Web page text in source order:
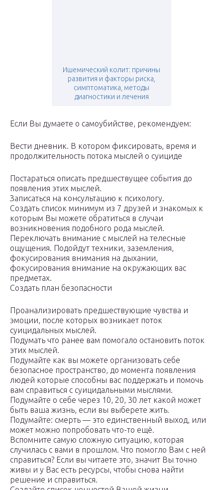
Ишемический колит: причины
развития и факторы риска,
симптоматика, методы
диагностики и лечения
Если Вы думаете о самоубийстве, рекомендуем:
Вести дневник. В котором фиксировать, время и
продолжительность потока мыслей о суициде
Постараться описать предшествущее события до
появления этих мыслей.
Записаться на консультацию к психологу.
Создать список минимум из 7 друзей и знакомых к
которым Вы можете обратиться в случаи
возникновения подобного рода мыслей.
Переключать внимание с мыслей на телесные
ощущения. Подойдут техники, заземления,
фокусирования внимания на дыхании,
фокусирования внимание на окружающих вас
предметах.
Создать план безопасности
Проанализировать предшествующие чувства и
эмоции, после которых возникает поток
суицидальных мыслей.
Подумать что ранее вам помогало остановить поток
этих мыслей.
Подумайте как вы можете организовать себе
безопасное пространство, до момента появления
людей которые способны вас поддержать и помочь
вам справиться с суицидальными мыслями.
Подумайте о себе через 10, 20, 30 лет какой может
быть ваша жизнь, если вы выберете жить.
Подумайте: смерть — это единственный выход, или
может можно попробовать что-то ещё.
Вспомните самую сложную ситуацию, которая
случилась с вами в прошлом. Что помогло Вам с ней
справиться? Если вы читаете это, значит Вы точно
живы и у Вас есть ресурсы, чтобы снова найти
решение и справиться.